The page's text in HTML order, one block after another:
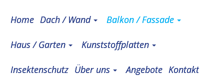
Home Dach / Wand Balkon / Fassade
Haus / Garten Kunststoffplatten
Insektenschutz Über uns Angebote Kontakt